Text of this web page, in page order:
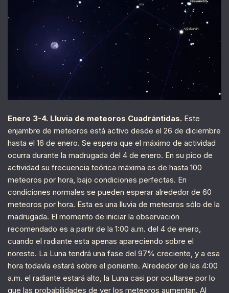
Enero 3-4. Lluvia de meteoros Cuadrántidas. Este
enjambre de meteoros está activo desde el 26 de diciembre
hasta el 16 de enero. Se espera que el máximo de actividad
ocurra durante la madrugada del 4 de enero. En su pico de
actividad su frecuencia teórica máxima es de hasta 100
meteoros por hora, bajo condiciones perfectas. En
condiciones normales se pueden esperar alrededor de 60
meteoros por hora. Esta es una lluvia de meteoros sólo de la
madrugada. El momento de iniciar la observación
recomendado es a partir de la 1:00 a.m. del 4 de enero,
cuando el radiante esta apenas apareciendo sobre el
noreste. La Luna tendrá una fase del 97% creciente, y a esa
hora todavía estará sobre el poniente. Alrededor de las 4:00
a.m. el radiante estará alto, la Luna casi por ocultarse por lo
que las probabilidades de ver los meteoros aumentan. Al